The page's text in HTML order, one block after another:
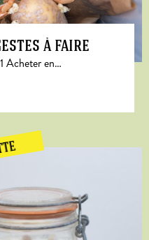
à faire
Acheter en…